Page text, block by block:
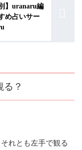
】uranaru編
め占いサー
？
れとも左手で観る